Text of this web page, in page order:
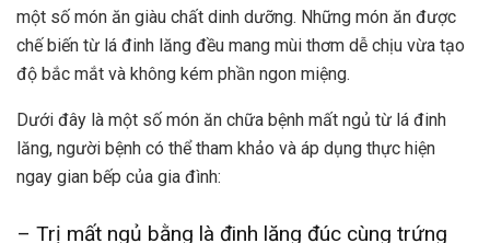
một số món ăn giàu chất dinh dưỡng. Những món ăn được
chế biến từ lá đinh lăng đều mang mùi thơm dễ chịu vừa tạo
độ bắc mắt và không kém phần ngon miệng.
Dưới đây là một số món ăn chữa bệnh mất ngủ từ lá đinh
lăng, người bệnh có thể tham khảo và áp dụng thực hiện
ngay gian bếp của gia đình:
– Trị mất ngủ bằng là đinh lăng đúc cùng trứng